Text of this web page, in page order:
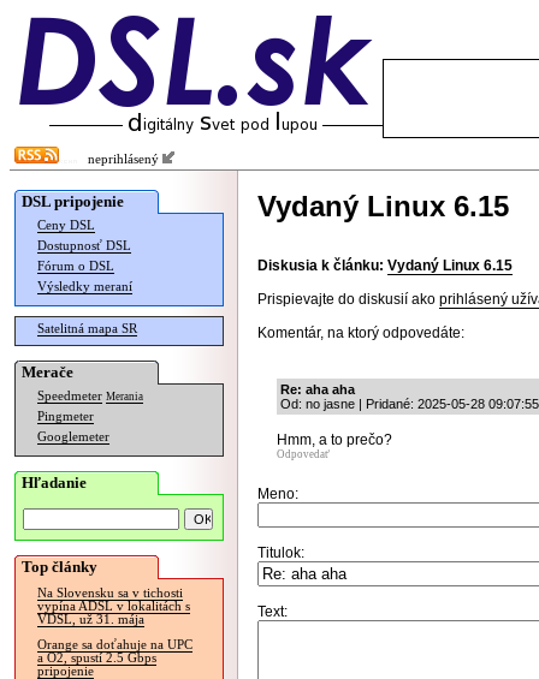
neprihlásený
DSL pripojenie
Ceny DSL
Dostupnosť DSL
Fórum o DSL
Výsledky meraní
Satelitná mapa SR
Merače
Speedmeter Merania
Pingmeter
Googlemeter
Hľadanie
Top články
Na Slovensku sa v tichosti
vypína ADSL v lokalitách s
VDSL, už 31. mája
Orange sa doťahuje na UPC
a O2, spustí 2.5 Gbps
pripojenie
Vydaný Linux 6.15
Diskusia k článku: Vydaný Linux 6.15
Prispievajte do diskusií ako prihlásený
Komentár, na ktorý odpovedáte:
Re: aha aha
Od: no jasne | Pridané: 2025-05-28 09:07:55
Hmm, a to prečo?
Odpovedať
Meno:
Titulok:
Text: